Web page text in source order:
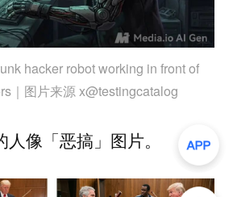
hacker robot working in front of
｜图片来源 x@testingcatalog
像「恶搞」图片。